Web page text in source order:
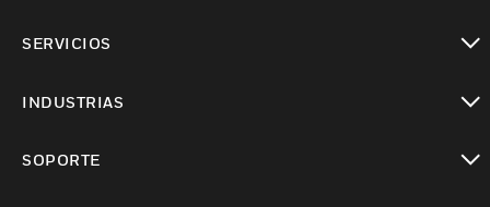
SERVICIOS
INDUSTRIAS
SOPORTE